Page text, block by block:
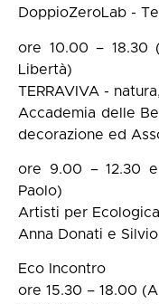
DoppioZeroLab -
ore 10.00 – 18.30
Libertà)
TERRAVIVA -
Accademia delle
decorazione ed
ore 9.00 – 12.30
Paolo)
Artisti per
Anna Donati e
Eco Incontro
ore 15.30 – 18.00